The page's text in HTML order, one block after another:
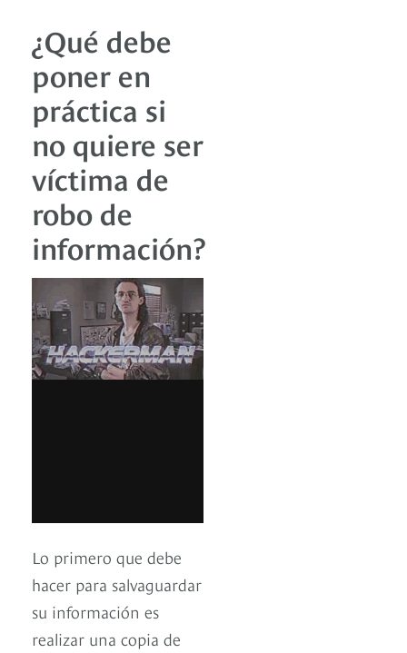
¿Qué debe
poner en
práctica si
no quiere ser
víctima de
robo de
información?
Lo primero que debe
hacer para salvaguardar
su información es
realizar una copia de